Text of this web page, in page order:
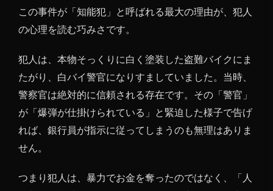
者と
の
そし
て二
つの
時効
なぜ
三億
件
この事件が「知能犯」と呼ばれる最大の理由が、犯人
の心理を読む巧みさです。
犯人は、本物そっくりに白く塗装した盗難バイクにま
たがり、白バイ警官になりすましていました。当時、
警察官は絶対的に信頼される存在です。その「警官」
が「爆弾が仕掛けられている」と緊迫した様子で告げ
れば、銀行員が指示に従ってしまうのも無理はありま
せん。
つまり犯人は、暴力でお金を奪ったのではなく、「人